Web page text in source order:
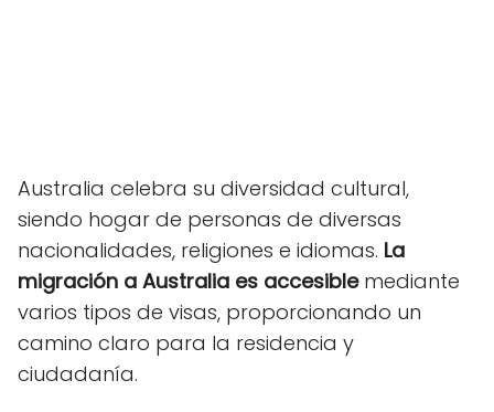
Australia celebra su diversidad cultural,
siendo hogar de personas de diversas
nacionalidades, religiones e idiomas. La
migración a Australia es accesible mediante
varios tipos de visas, proporcionando un
camino claro para la residencia y
ciudadanía.